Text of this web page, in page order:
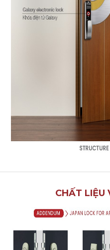
CHẤT LIỆU